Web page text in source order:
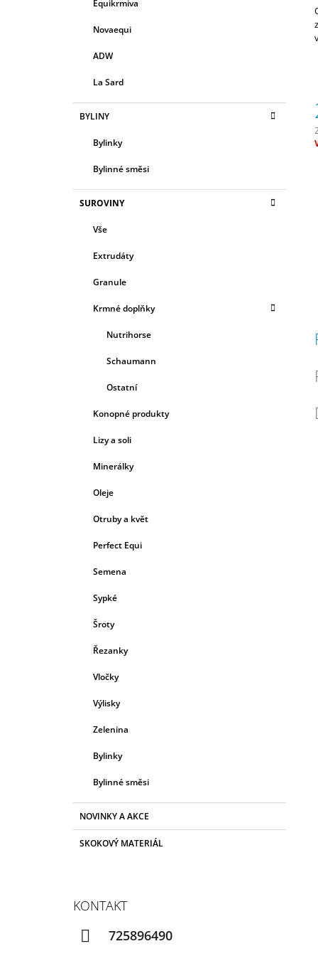
Equikrmiva
Novaequi
ADW
La Sard
BYLINY
Bylinky
Bylinné směsi
SUROVINY
Vše
Extrudáty
Granule
Krmné doplňky
Nutrihorse
Schaumann
Ostatní
Konopné produkty
Lizy a soli
Minerálky
Oleje
Otruby a květ
Perfect Equi
Semena
Sypké
Šroty
Řezanky
Vločky
Výlisky
Zelenina
Bylinky
Bylinné směsi
NOVINKY A AKCE
SKOKOVÝ MATERIÁL
KONTAKT
725896490
580 Kč